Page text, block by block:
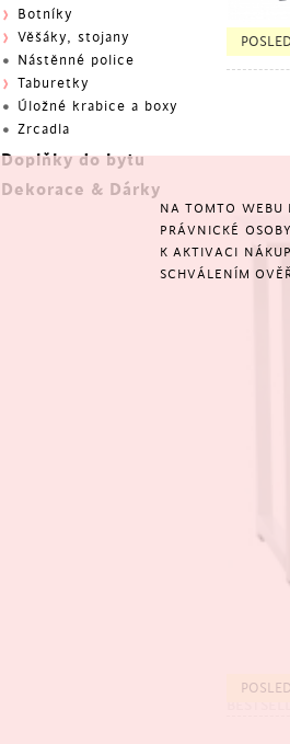
Botníky
Věšáky, stojany
Nástěnné police
Taburetky
Úložné krabice a boxy
Zrcadla
Doplňky do bytu
Dekorace & Dárky
NA TOMTO WEBU
PRÁVNICKÉ
K AKTIVACI
SCHVÁLENÍM